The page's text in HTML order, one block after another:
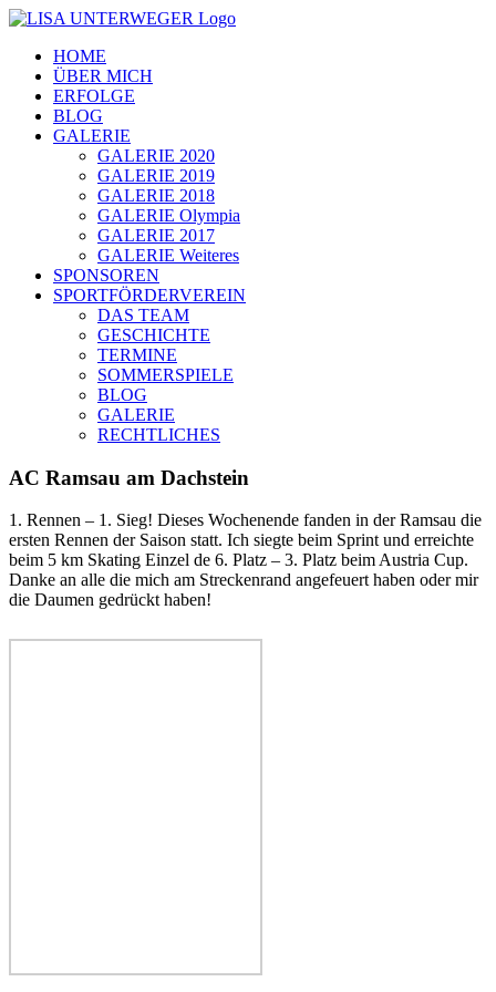
Zum
springenHOME
ÜBER MICH
ERFOLGE
BLOG
GALERIE
GALERIE 2020
GALERIE 2019
GALERIE 2018
GALERIE Olympia
GALERIE 2017
GALERIE Weiteres
SPONSOREN
SPORTFÖRDERVEREIN
DAS TEAM
GESCHICHTE
TERMINE
SOMMERSPIELE
BLOG
GALERIE
RECHTLICHES
AC Ramsau am Dachstein
1. Rennen – 1. Sieg! Dieses Wochenende fanden in der Ramsau die
ersten Rennen der Saison statt. Ich siegte beim Sprint und erreichte
beim 5 km Skating Einzel de 6. Platz – 3. Platz beim Austria Cup.
Danke an alle die mich am Streckenrand angefeuert haben oder mir
die Daumen gedrückt haben!